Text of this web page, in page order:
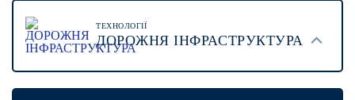
ТЕХНОЛОГІЇ
ДОРОЖНЯ ІНФРАСТРУКТУРА